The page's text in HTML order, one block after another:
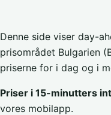
Denne side viser day-
prisområdet Bulgarien
priserne for i dag og i
Priser i 15-minutters
vores mobilapp.